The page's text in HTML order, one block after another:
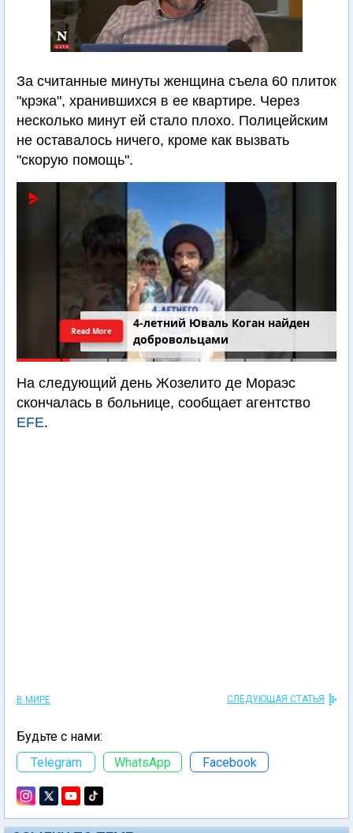
За считанные минуты женщина съела 60 плиток
"крэка", хранившихся в ее квартире. Через
несколько минут ей стало плохо. Полицейским
не оставалось ничего, кроме как вызвать
"скорую помощь".
4-летний Юваль Коган найден
добровольцами
Read More
На следующий день Жозелито де Мораэс
скончалась в больнице, сообщает агентство
EFE.
В МИРЕ СЛЕДУЮЩАЯ СТАТЬЯ
Будьте с нами:
Telegram
WhatsApp Facebook